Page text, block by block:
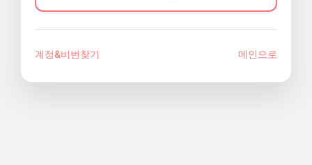
계정&비번찾기 메인으로